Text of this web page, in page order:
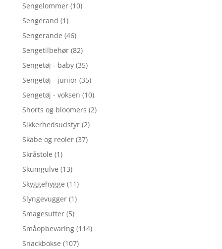
Sengelommer (10)
Sengerand (1)
Sengerande (46)
Sengetilbehør (82)
Sengetøj - baby (35)
Sengetøj - junior (35)
Sengetøj - voksen (10)
Shorts og bloomers (2)
Sikkerhedsudstyr (2)
Skabe og reoler (37)
Skråstole (1)
Skumgulve (13)
Skyggehygge (11)
Slyngevugger (1)
Smagesutter (5)
Småopbevaring (114)
Snackbokse (107)